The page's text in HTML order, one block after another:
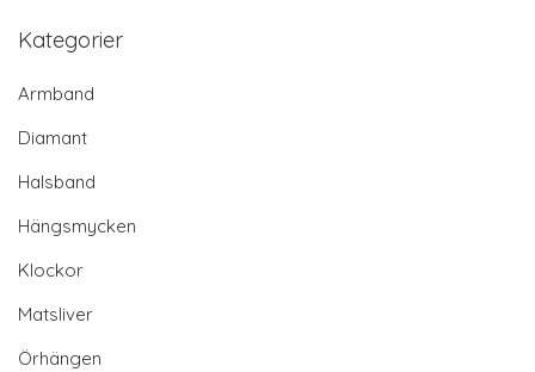
Kategorier
Armband
Diamant
Halsband
Hängsmycken
Klockor
Matsliver
Örhängen